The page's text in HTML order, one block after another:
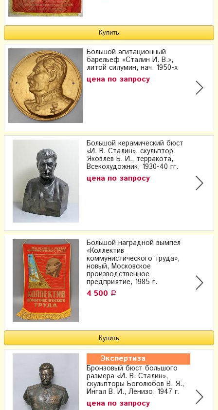
Большой агитационный
барельеф «Сталин И. В.»,
литой силумин, нач. 1950-х
цена по запросу
Большой керамический бюст
«И. В. Сталин», скульптор
Яковлев Б. И., терракота,
Всекохудожник, 1930-40 гг.
цена по запросу
Большой наградной вымпел
«Коллектив
коммунистического труда»,
новый, Московское
производственное
предприятие, 1985 г.
4 500 Р
Экспертиза
Бронзовый бюст большого
размера «И. В. Сталин»,
скульпторы Боголюбов В. Я.,
Ингал В. И., Ленизо, 1947 г.
цена по запросу